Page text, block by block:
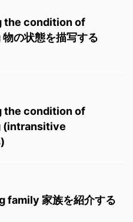
the condition of
の状態を描写する
the condition of
(intransitive
family 家族を紹介する